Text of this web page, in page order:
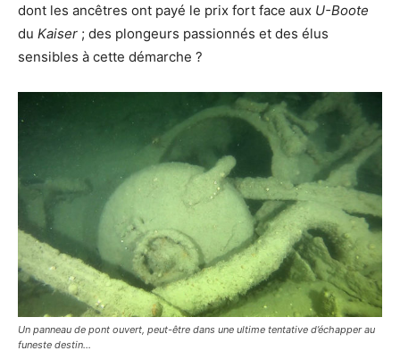
dont les ancêtres ont payé le prix fort face aux U-Boote
du Kaiser ; des plongeurs passionnés et des élus
sensibles à cette démarche ?
Un panneau de pont ouvert, peut-être dans une ultime tentative d’échapper au
funeste destin…